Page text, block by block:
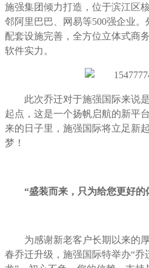
施强集团倾力打造，位于滨江区
邻阿里巴巴、网易等500强企业。
配套设施完善，全方位立体式商
软件实力。
此次乔迁对于施强国际来说
起点，这是一个扬帆启航的新平
来的日子里，施强国际将立足新
梦！
“盛装而来，只为给您更好的
为感谢新老客户长期以来的
春乔迁升级，施强国际特举办“